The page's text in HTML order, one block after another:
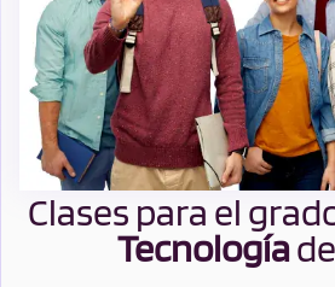
Clases para el
Tecnología